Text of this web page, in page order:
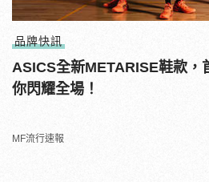
品牌快訊
ASICS全新METARISE鞋款，
你閃耀全場！
MF流行速報